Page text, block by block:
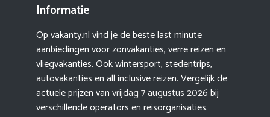
Informatie
Op vakanty.nl vind je de beste last minute
aanbiedingen voor zonvakanties, verre reizen en
vliegvakanties. Ook wintersport, stedentrips,
autovakanties en all inclusive reizen. Vergelijk de
actuele prijzen vanvrijdag 7 augustus 2026bij
verschillende operators en reisorganisaties.